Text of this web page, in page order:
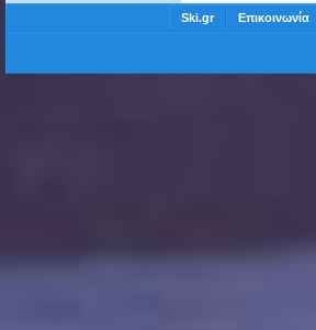
Ski.gr Επικοινωνία